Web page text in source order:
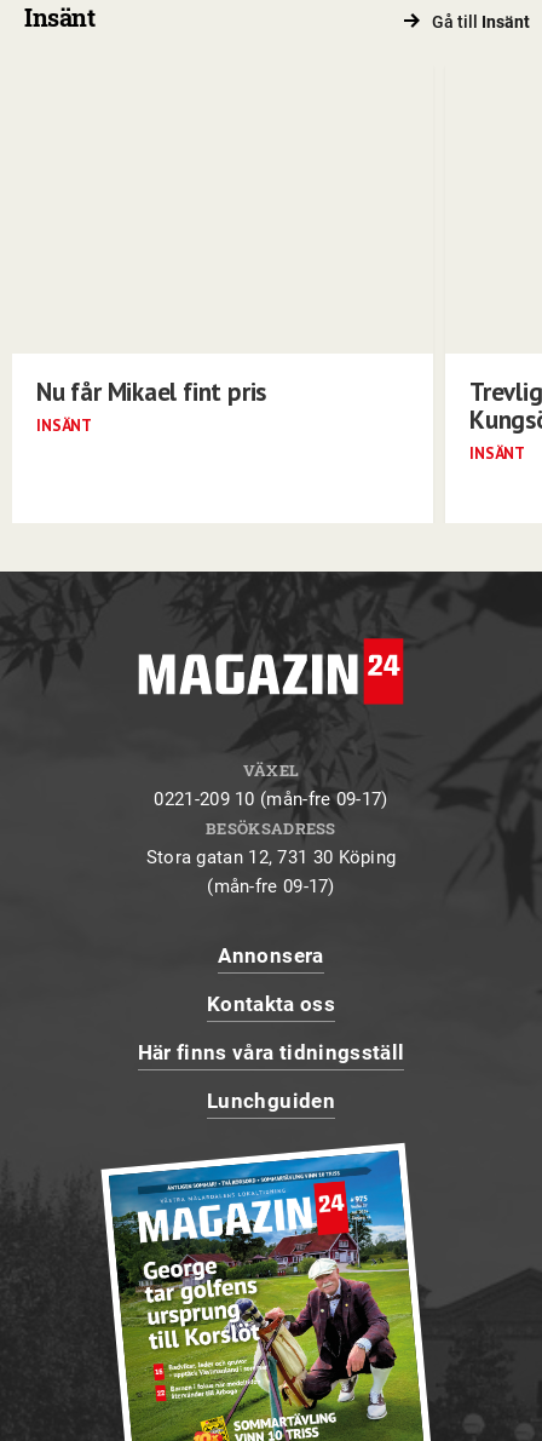
Insänt Gå till Insänt
Nu får Mikael fint pris
INSÄNT
INSÄNT
VÄXEL
0221-209 10 (mån-fre 09-17)
BESÖKSADRESS
Stora gatan 12, 731 30 Köping
(mån-fre 09-17)
Annonsera
Kontakta oss
Här finns våra tidningsställ
Lunchguiden